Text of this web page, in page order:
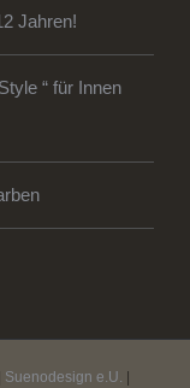
Jahren!
“ für Innen
Suenodesign e.U.